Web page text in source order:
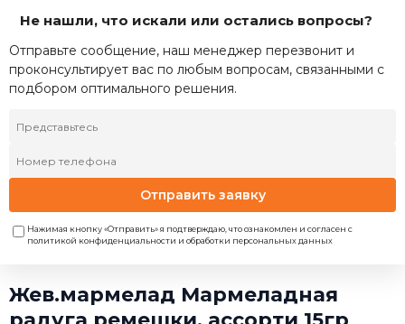
Не нашли, что искали или остались вопросы?
Отправьте сообщение, наш менеджер перезвонит и
проконсультирует вас по любым вопросам, связанными с
подбором оптимального решения.
Отправить заявку
Нажимая кнопку «Отправить» я подтверждаю, что ознакомлен и согласен с
политикой конфиденциальности и обработки персональных данных
Жев.мармелад Мармеладная